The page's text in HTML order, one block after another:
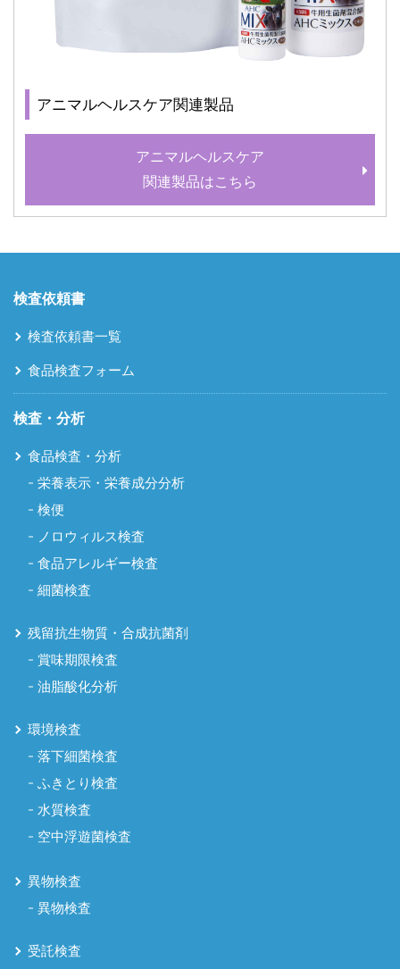
アニマルヘルスケア関連製品
アニマルヘルスケア
関連製品はこちら
検査依頼書
検査依頼書一覧
食品検査フォーム
検査・分析
食品検査・分析
栄養表示・栄養成分分析
検便
ノロウィルス検査
食品アレルギー検査
細菌検査
残留抗生物質・合成抗菌剤
賞味期限検査
油脂酸化分析
環境検査
落下細菌検査
ふきとり検査
水質検査
空中浮遊菌検査
異物検査
異物検査
受託検査